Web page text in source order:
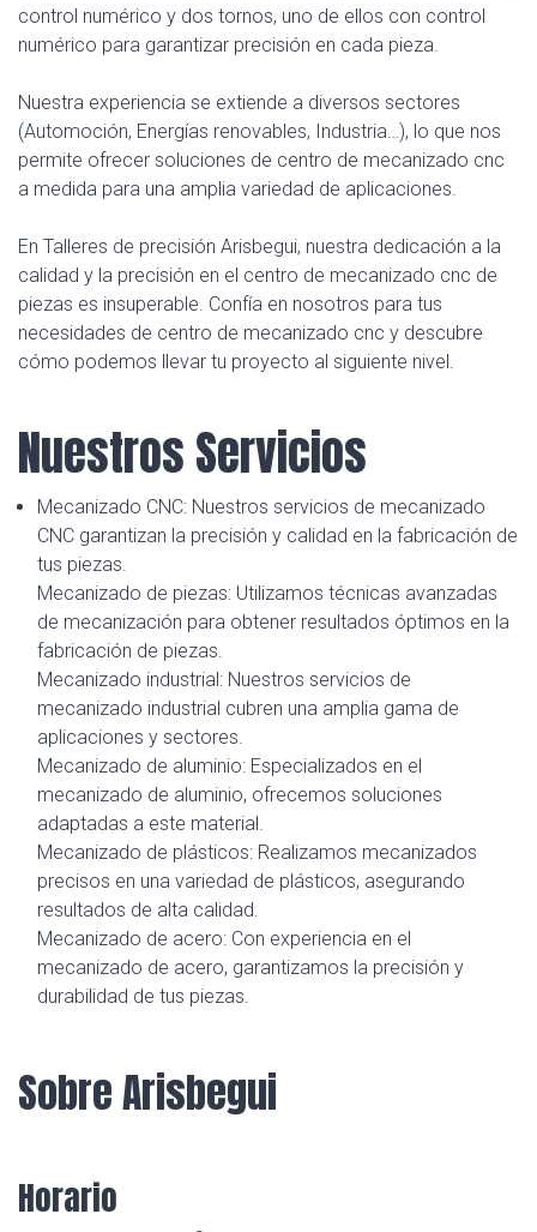
control numérico y dos tornos, uno de ellos con control
numérico para garantizar precisión en cada pieza.
Nuestra experiencia se extiende a diversos sectores
(Automoción, Energías renovables, Industria…), lo que nos
permite ofrecer soluciones de centro de mecanizado cnc
a medida para una amplia variedad de aplicaciones.
En Talleres de precisión Arisbegui, nuestra dedicación a la
calidad y la precisión en el centro de mecanizado cnc de
piezas es insuperable. Confía en nosotros para tus
necesidades de centro de mecanizado cnc y descubre
cómo podemos llevar tu proyecto al siguiente nivel.
Nuestros Servicios
Mecanizado CNC: Nuestros servicios de mecanizado
CNC garantizan la precisión y calidad en la fabricación de
tus piezas.
Mecanizado de piezas: Utilizamos técnicas avanzadas
de mecanización para obtener resultados óptimos en la
fabricación de piezas.
Mecanizado industrial: Nuestros servicios de
mecanizado industrial cubren una amplia gama de
aplicaciones y sectores.
Mecanizado de aluminio: Especializados en el
mecanizado de aluminio, ofrecemos soluciones
adaptadas a este material.
Mecanizado de plásticos: Realizamos mecanizados
precisos en una variedad de plásticos, asegurando
resultados de alta calidad.
Mecanizado de acero: Con experiencia en el
mecanizado de acero, garantizamos la precisión y
durabilidad de tus piezas.
Sobre Arisbegui
Horario